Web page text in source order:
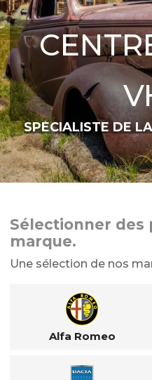
SPÉCIALISTE DE
Sélectionner des
marque.
Une sélection de nos
Alfa Romeo